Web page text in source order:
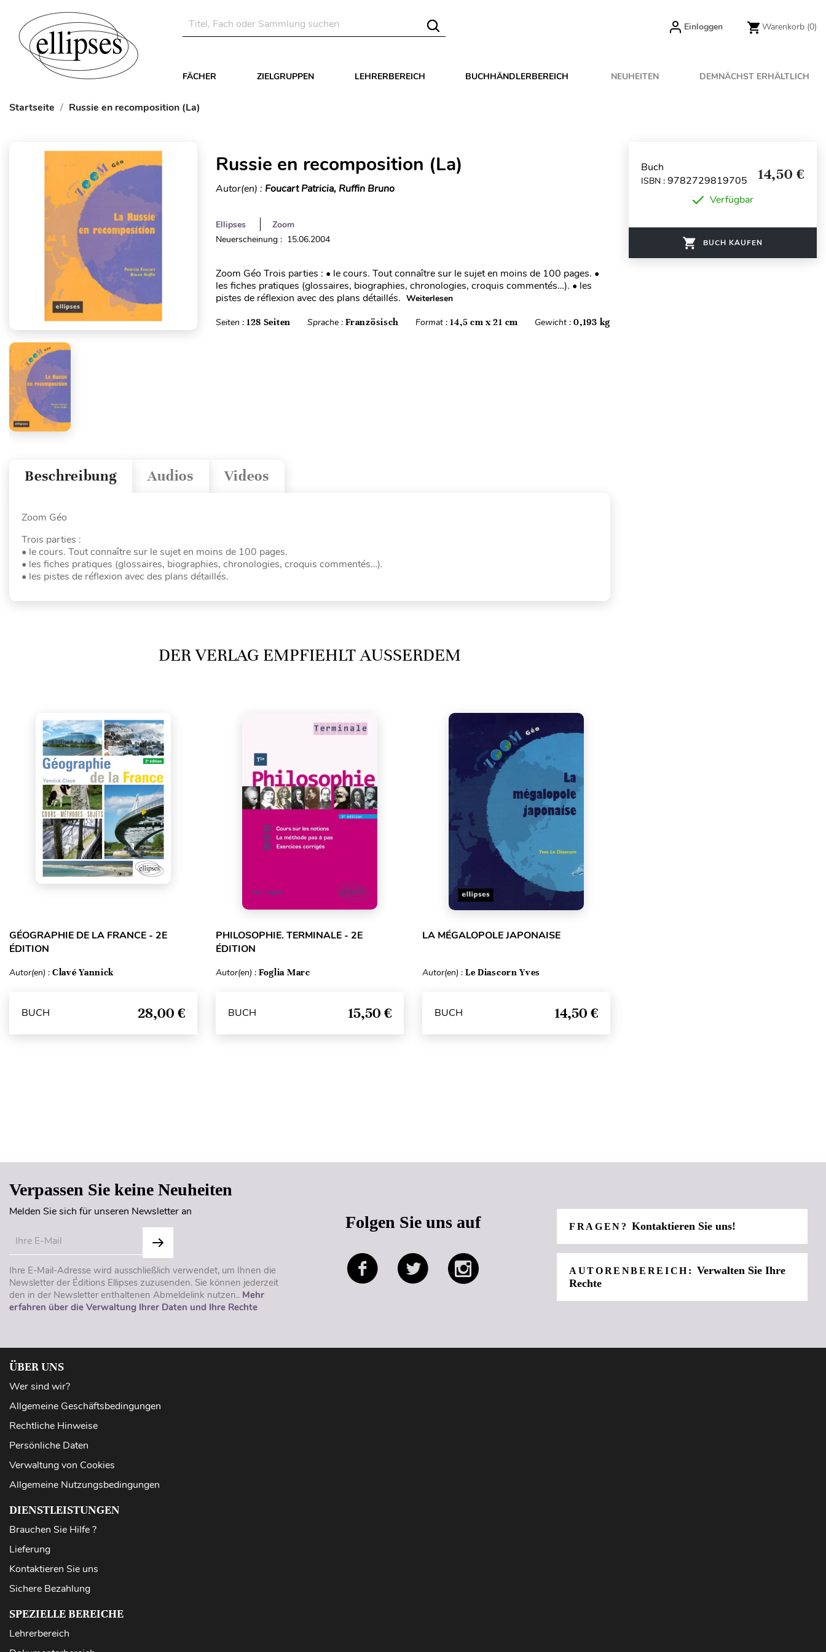
Einloggen Warenkorb (0)
FÄCHER ZIELGRUPPEN LEHRERBEREICH BUCHHÄNDLERBEREICH NEUHEITEN DEMNÄCHST ERHÄLTLICH
Startseite Russie en recomposition (La)
Russie en recomposition (La)
Autor(en) : Foucart Patricia, Ruffin Bruno
Ellipses
Zoom
Neuerscheinung : 15.06.2004
Zoom Géo Trois parties : • le cours. Tout connaître sur le sujet en moins de 100 pages. •
les fiches pratiques (glossaires, biographies, chronologies, croquis commentés…). • les
pistes de réflexion avec des plans détaillés. Weiterlesen
Seiten : 128 Seiten Sprache :Französisch Format :14,5 cm x 21 cm Gewicht :0,193 kg
Videos
Audios
Beschreibung
Zoom Géo
Trois parties :
• le cours. Tout connaître sur le sujet en moins de 100 pages.
• les fiches pratiques (glossaires, biographies, chronologies, croquis commentés…).
• les pistes de réflexion avec des plans détaillés.
DER VERLAG EMPFIEHLT AUSSERDEM
GÉOGRAPHIE DE LA FRANCE - 2E
ÉDITION
Autor(en) : Clavé Yannick
BUCH 28,00 €
PHILOSOPHIE. TERMINALE - 2E
ÉDITION
Autor(en) : Foglia Marc
BUCH 15,50 €
LA MÉGALOPOLE JAPONAISE
Autor(en) : Le Diascorn Yves
BUCH 14,50 €
Buch
ISBN : 9782729819705 14,50 €
Verfügbar
BUCH KAUFEN
Verpassen Sie keine Neuheiten
Melden Sie sich für unseren Newsletter an
Ihre E-Mail-Adresse wird ausschließlich verwendet, um Ihnen die
Newsletter der Éditions Ellipses zuzusenden. Sie können jederzeit
den in der Newsletter enthaltenen Abmeldelink nutzen.. Mehr
erfahren über die Verwaltung Ihrer Daten und Ihre Rechte
Folgen Sie uns auf FRAGEN?Kontaktieren Sie uns!
AUTORENBEREICH:Verwalten Sie Ihre
Rechte
ÜBER UNS
Wer sind wir?
Allgemeine Geschäftsbedingungen
Rechtliche Hinweise
Persönliche Daten
Verwaltung von Cookies
Allgemeine Nutzungsbedingungen
DIENSTLEISTUNGEN
Brauchen Sie Hilfe ?
Lieferung
Kontaktieren Sie uns
Sichere Bezahlung
SPEZIELLE BEREICHE
Lehrerbereich